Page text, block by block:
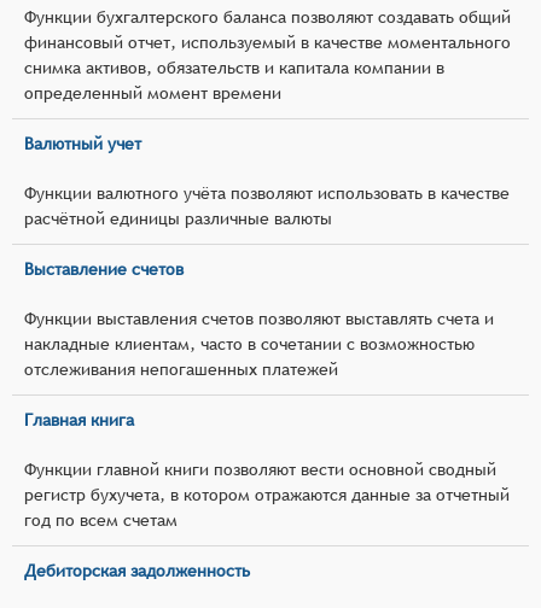
Функции бухгалтерского баланса позволяют создавать общий
финансовый отчет, используемый в качестве моментального
снимка активов, обязательств и капитала компании в
определенный момент времени
Валютный учет
Функции валютного учёта позволяют использовать в качестве
расчётной единицы различные валюты
Выставление счетов
Функции выставления счетов позволяют выставлять счета и
накладные клиентам, часто в сочетании с возможностью
отслеживания непогашенных платежей
Главная книга
Функции главной книги позволяют вести основной сводный
регистр бухучета, в котором отражаются данные за отчетный
год по всем счетам
Дебиторская задолженность